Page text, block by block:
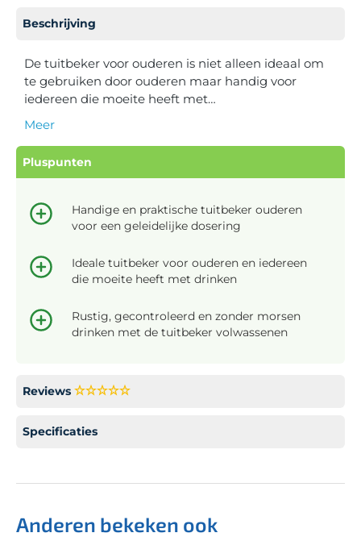
Beschrijving
De tuitbeker voor ouderen is niet alleen ideaal om
te gebruiken door ouderen maar handig voor
iedereen die moeite heeft met…
Meer
Pluspunten
Handige en praktische tuitbeker ouderen
voor een geleidelijke dosering
Ideale tuitbeker voor ouderen en iedereen
die moeite heeft met drinken
Rustig, gecontroleerd en zonder morsen
drinken met de tuitbeker volwassenen
Reviews
Specificaties
Anderen bekeken ook